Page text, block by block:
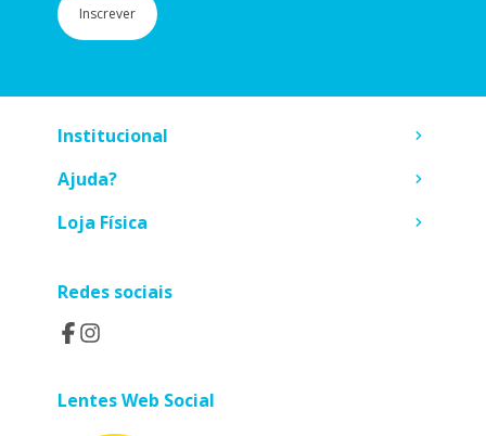
Inscrever
Institucional
Ajuda?
Loja Física
Redes sociais
Lentes Web Social